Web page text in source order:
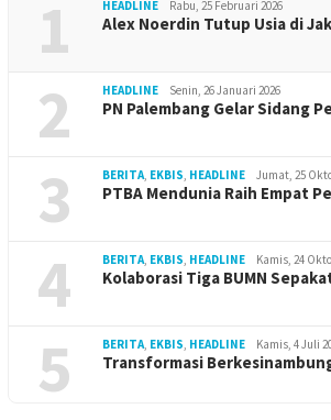
1 HEADLINE Rabu, 25 Februari 2026
Alex Noerdin Tutup Usia di
2 HEADLINE Senin, 26 Januari 2026
PN Palembang Gelar Sidang
3 BERITA, EKBIS, HEADLINE Jumat, 25
PTBA Mendunia Raih Empat
4 BERITA, EKBIS, HEADLINE Kamis, 24
Kolaborasi Tiga BUMN
5 BERITA, EKBIS, HEADLINE Kamis, 4 Juli
Transformasi